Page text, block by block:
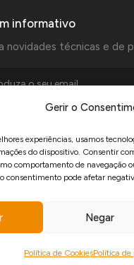
Gerir o
experiências, usamos
do dispositivo. Consentir
comportamento de navegação
consentimento pode afetar
Negar
Política de CookiesPolítica de
informativo
novidades técnicas e de
receber comunicações de
Direitos reservados ©